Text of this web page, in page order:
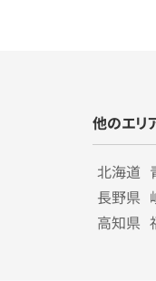
他のエリ
北海道
長野県
高知県